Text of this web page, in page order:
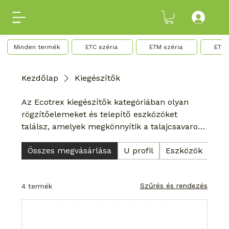
Minden termék ETC széria ETM széria ETR
Kezdőlap Kiegészítők
Az Ecotrex kiegészítők kategóriában olyan
rögzítőelemeket és telepítő eszközöket
találsz, amelyek megkönnyítik a talajcsavaros
kivitelezését.
Összes megvásárlása U profil Eszközök
4 termék Szűrés és rendezés